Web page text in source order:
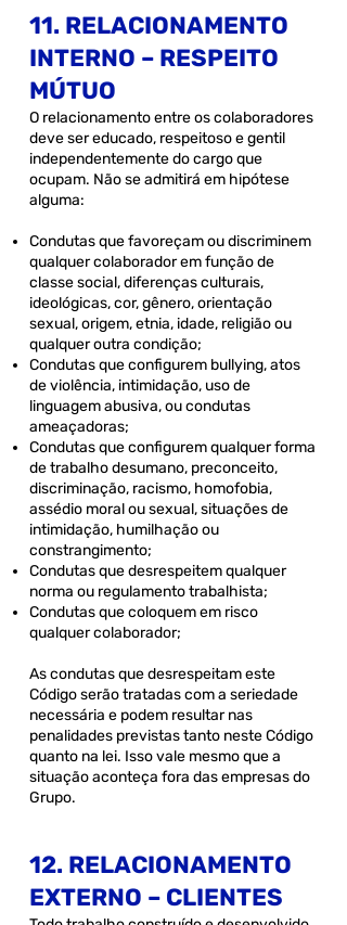
11. RELACIONAMENTO
INTERNO – RESPEITO
MÚTUO
O relacionamento entre os colaboradores
deve ser educado, respeitoso e gentil
independentemente do cargo que
ocupam. Não se admitirá em hipótese
alguma:
Condutas que favoreçam ou discriminem
qualquer colaborador em função de
classe social, diferenças culturais,
ideológicas, cor, gênero, orientação
sexual, origem, etnia, idade, religião ou
qualquer outra condição;
Condutas que configurem bullying, atos
de violência, intimidação, uso de
linguagem abusiva, ou condutas
ameaçadoras;
Condutas que configurem qualquer forma
de trabalho desumano, preconceito,
discriminação, racismo, homofobia,
assédio moral ou sexual, situações de
intimidação, humilhação ou
constrangimento;
Condutas que desrespeitem qualquer
norma ou regulamento trabalhista;
Condutas que coloquem em risco
qualquer colaborador;
As condutas que desrespeitam este
Código serão tratadas com a seriedade
necessária e podem resultar nas
penalidades previstas tanto neste Código
quanto na lei. Isso vale mesmo que a
situação aconteça fora das empresas do
Grupo.
12. RELACIONAMENTO
EXTERNO – CLIENTES